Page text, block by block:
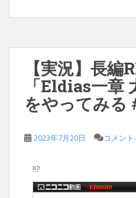
【実況】長編
「Eldias一章
をやってみる
2023年7月20日 コメン
!!?